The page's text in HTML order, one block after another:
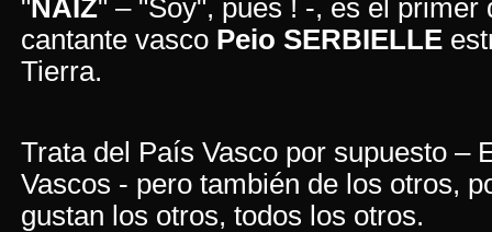
"NAIZ" – "Soy", pues ! -, es el
cantante vasco Peio SERBIELLE
Tierra.
Trata del País Vasco por supuesto –
Vascos - pero también de los otros,
gustan los otros, todos los otros.